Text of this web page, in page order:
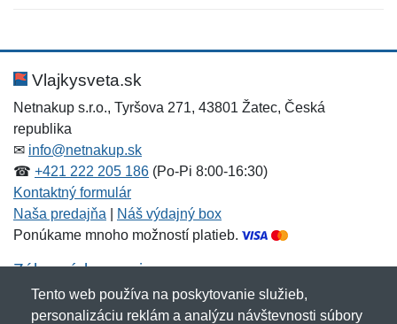
Hodnotenie:
Meno:*
E-mail:
Správa*
Meno:
E-mail:*
Správa*
Vlajkysveta.sk
Netnakup s.r.o., Tyršova 271, 43801 Žatec, Česká
republika
✉ info@netnakup.sk
☎ +421 222 205 186 (Po-Pi 8:00-16:30)
Kontaktný formulár
Naša predajňa
Náš výdajný box
Ponúkame mnoho možností platieb.
Zákaznícky servis
Novinky emailom
Tento web používa na poskytovanie služieb,
personalizáciu reklám a analýzu návštevnosti súbory